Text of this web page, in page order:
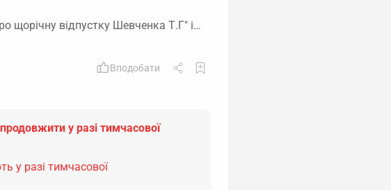
щорічну відпустку Шевченка Т.Г" і…
Вподобати
у разі тимчасової
у разі тимчасової